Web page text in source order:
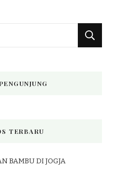
TERBARU
BAMBU DI JOGJA